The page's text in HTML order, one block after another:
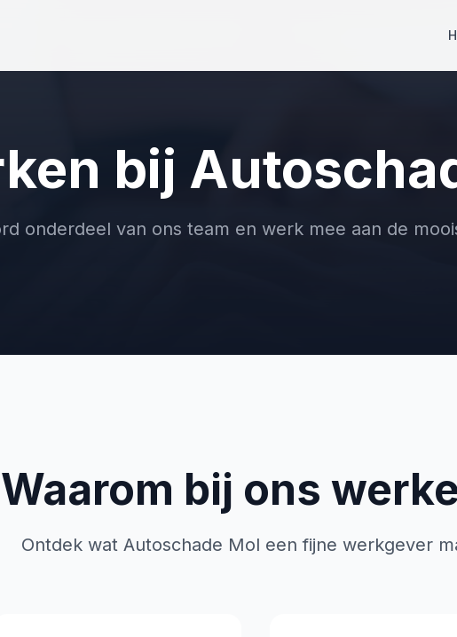
bij
onderdeel van ons team en werk mee aan de
Waarom bij ons
Ontdek wat Autoschade Mol een fijne werkgever